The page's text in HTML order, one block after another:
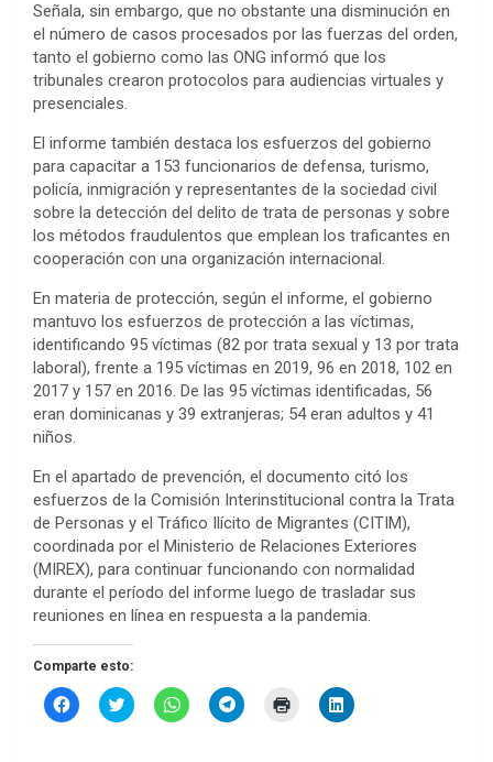
Señala, sin embargo, que no obstante una disminución en
el número de casos procesados por las fuerzas del orden,
tanto el gobierno como las ONG informó que los
tribunales crearon protocolos para audiencias virtuales y
presenciales.
El informe también destaca los esfuerzos del gobierno
para capacitar a 153 funcionarios de defensa, turismo,
policía, inmigración y representantes de la sociedad civil
sobre la detección del delito de trata de personas y sobre
los métodos fraudulentos que emplean los traficantes en
cooperación con una organización internacional.
En materia de protección, según el informe, el gobierno
mantuvo los esfuerzos de protección a las víctimas,
identificando 95 víctimas (82 por trata sexual y 13 por trata
laboral), frente a 195 víctimas en 2019, 96 en 2018, 102 en
2017 y 157 en 2016. De las 95 víctimas identificadas, 56
eran dominicanas y 39 extranjeras; 54 eran adultos y 41
niños.
En el apartado de prevención, el documento citó los
esfuerzos de la Comisión Interinstitucional contra la Trata
de Personas y el Tráfico Ilícito de Migrantes (CITIM),
coordinada por el Ministerio de Relaciones Exteriores
(MIREX), para continuar funcionando con normalidad
durante el período del informe luego de trasladar sus
reuniones en línea en respuesta a la pandemia.
Comparte esto:
H
a
H
a
H
a
H
a
H
a